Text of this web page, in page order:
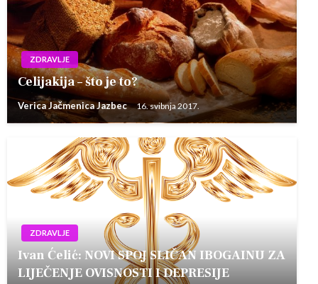
ZDRAVLJE
Celijakija – što je to?
Verica Jačmenica Jazbec 16. svibnja 2017.
ZDRAVLJE
Ivan Ćelić: NOVI SPOJ SLIČAN IBOGAINU ZA
LIJEČENJE OVISNOSTI I DEPRESIJE